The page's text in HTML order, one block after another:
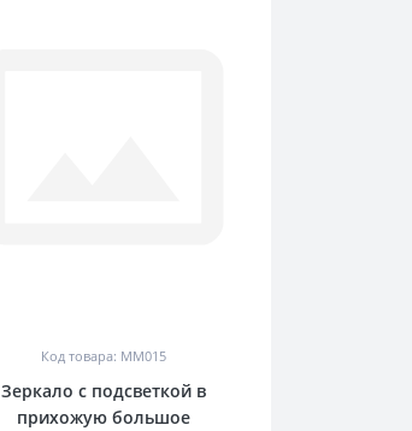
Код товара: MM015
Зеркало с подсветкой в
прихожую большое